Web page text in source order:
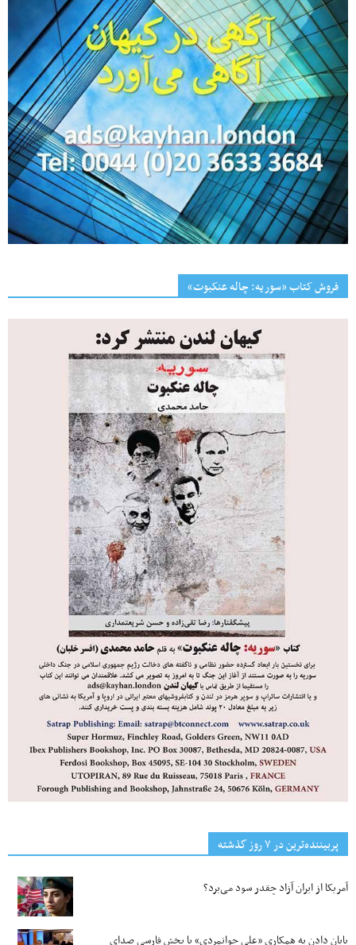
فروش کتاب «سوریه: چاله عنکبوت»
پربیننده‌ترین‌ در ۷ روز گذشته
آمریکا از ایران آزاد چقدر سود می‌برد؟
پایان دادن به همکاری «علی جوانمردی» با بخش فارسی صدای